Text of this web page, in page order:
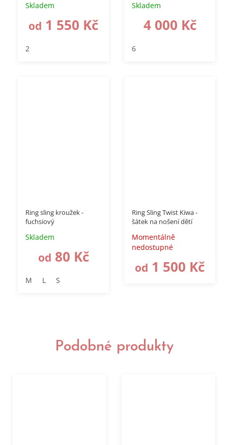
Skladem
od 1 550 Kč
2
Skladem
4 000 Kč
6
Ring sling kroužek -
fuchsiový
Skladem
od 80 Kč
M L S
Ring Sling Twist Kiwa -
šátek na nošení dětí
Momentálně
nedostupné
od 1 500 Kč
Podobné produkty